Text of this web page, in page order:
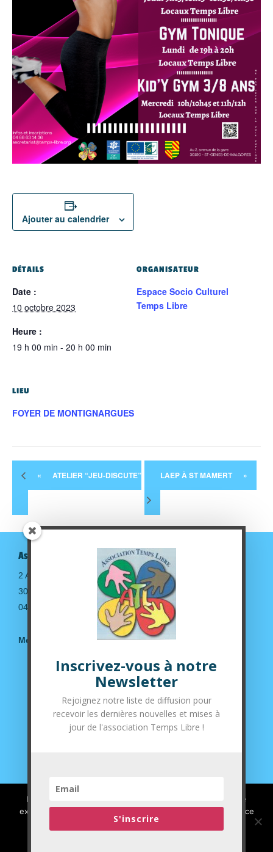
Ajouter au calendrier
DÉTAILS
Date :
10 octobre 2023
Heure :
19 h 00 min - 20 h 00 min
ORGANISATEUR
Espace Socio Culturel
Temps Libre
LIEU
FOYER DE MONTIGNARGUES
« ATELIER “JEU-DISCUTE” LAEP À ST MAMERT »
Association Temps Libre
2 Avenue de la gare
30190 Saint-Geniès de Malgoirès
04.66.63.14.36
Mentions légales
Suivez-nous sur nos réseaux sociaux
Inscrivez-vous à notre
Newsletter
Rejoignez notre liste de diffusion pour
recevoir les dernières nouvelles et mises à
jour de l'association Temps Libre !
S'inscrire
Nous utilisons des cookies pour vous garantir la meilleure
expérience sur notre site web. Si vous continuez à utiliser ce
site, nous supposerons que vous en êtes satisfait.